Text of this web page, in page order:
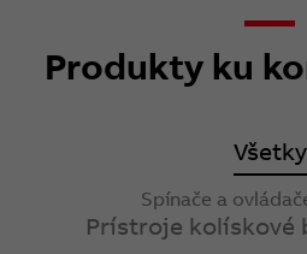
Produkty ku
Všetky
Spínače a
Prístroje kolískové